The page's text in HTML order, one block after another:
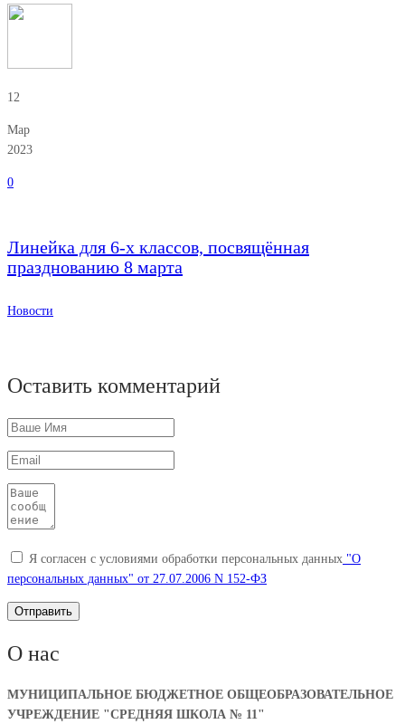
12
Мар
2023
0
Линейка для 6-х классов, посвящённая
празднованию 8 марта
Новости
Оставить комментарий
Я согласен с условиями обработки персональных данных "О
персональных данных" от 27.07.2006 N 152-ФЗ
О нас
МУНИЦИПАЛЬНОЕ БЮДЖЕТНОЕ ОБЩЕОБРАЗОВАТЕЛЬНОЕ
УЧРЕЖДЕНИЕ "СРЕДНЯЯ ШКОЛА № 11"